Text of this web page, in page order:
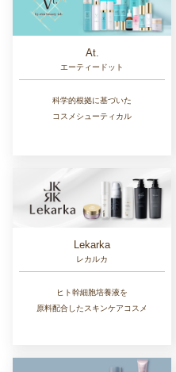
At.
エーティードット
科学的根拠に基づいた
コスメシューティカル
Lekarka
レカルカ
ヒト幹細胞培養液を
原料配合したスキンケアコスメ